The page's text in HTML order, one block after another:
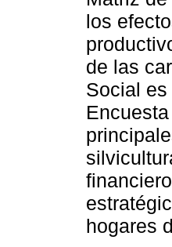
los
de las
Social
hogares